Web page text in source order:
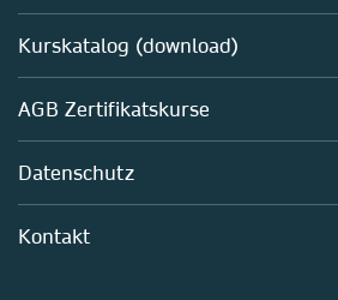
Fernstudium B. Sc. Chemie
Fernstudium M. Sc. Biotechnologie
AZAV-geförderte Weiterbildungskurse
Biotechnologie
Chemie
Mitarbeiterführung im Labor
Kurskatalog (download)
AGB Zertifikatskurse
Datenschutz
Kontakt